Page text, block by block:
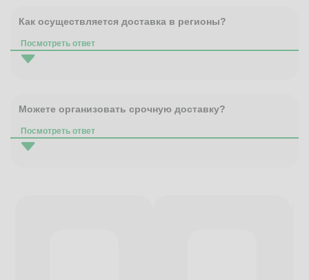
Как осуществляется доставка в регионы?
Посмотреть ответ
Можете организовать срочную доставку?
Посмотреть ответ